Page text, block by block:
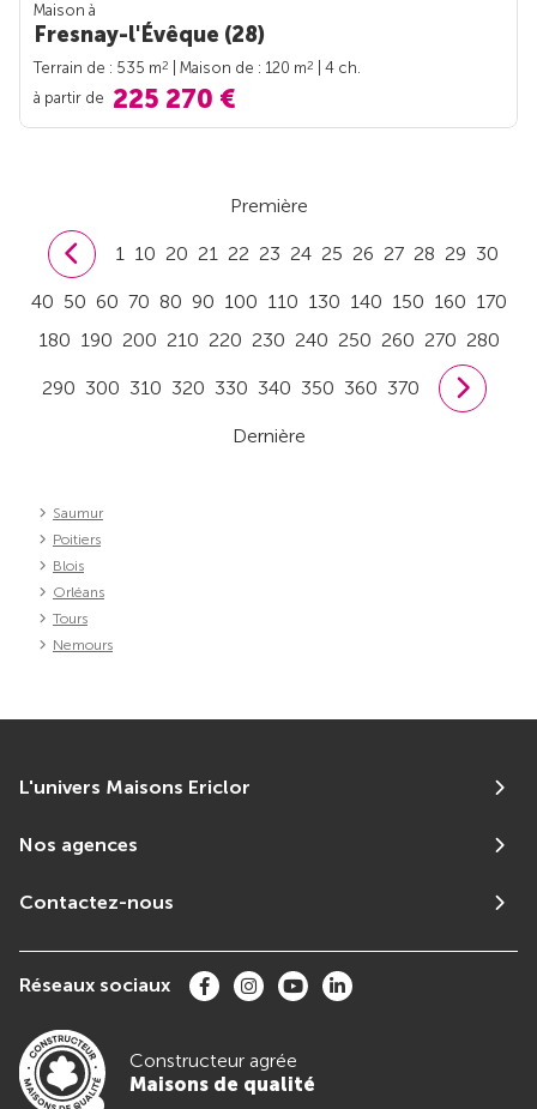
Maison à
Fresnay-l'Évêque (28)
Terrain de : 535 m2 | Maison de : 120 m2
| 4 ch.
à partir de 225 270 €
Première
1 10 20 21 22 23 24 25 26 27 28 29 30
40 50 60 70 80 90 100 110 130 140 150 160 170
180 190 200 210 220 230 240 250 260 270 280
290 300 310 320 330 340 350 360 370
Dernière
Saumur
Poitiers
Blois
Orléans
Tours
Nemours
L'univers Maisons Ericlor
Nos agences
Contactez-nous
Réseaux sociaux
Constructeur agrée
Maisons de qualité